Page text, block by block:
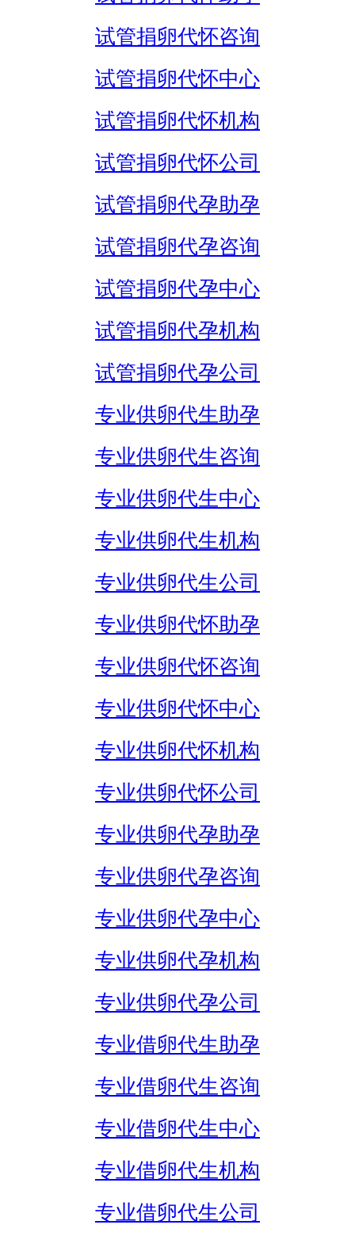
试管捐卵代怀咨询
试管捐卵代怀中心
试管捐卵代怀机构
试管捐卵代怀公司
试管捐卵代孕助孕
试管捐卵代孕咨询
试管捐卵代孕中心
试管捐卵代孕机构
试管捐卵代孕公司
专业供卵代生助孕
专业供卵代生咨询
专业供卵代生中心
专业供卵代生机构
专业供卵代生公司
专业供卵代怀助孕
专业供卵代怀咨询
专业供卵代怀中心
专业供卵代怀机构
专业供卵代怀公司
专业供卵代孕助孕
专业供卵代孕咨询
专业供卵代孕中心
专业供卵代孕机构
专业供卵代孕公司
专业借卵代生助孕
专业借卵代生咨询
专业借卵代生中心
专业借卵代生机构
专业借卵代生公司